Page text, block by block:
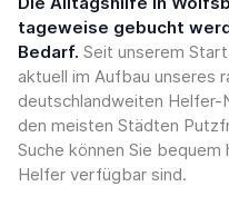
tageweise gebucht
Bedarf. Seit unserem
aktuell im Aufbau unseres
deutschlandweiten Helfer-
den meisten Städten
Suche können Sie bequem
Helfer verfügbar sind.